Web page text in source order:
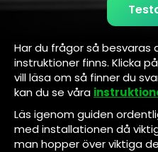
Har du frågor så besvaras
instruktioner finns. Klicka
vill läsa om så finner du
kan du se våra
Läs igenom guiden
med installationen då
man hopper över viktiga